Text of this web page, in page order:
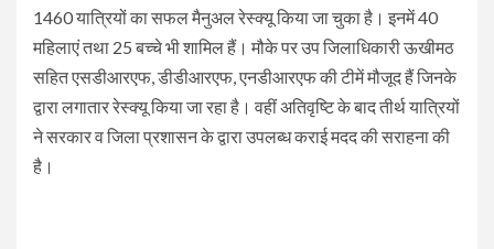
1460 यात्रियों का सफल मैनुअल रेस्क्यू किया जा चुका है। इनमें 40
महिलाएं तथा 25 बच्चे भी शामिल हैं। मौके पर उप जिलाधिकारी ऊखीमठ
सहित एसडीआरएफ, डीडीआरएफ, एनडीआरएफ की टीमें मौजूद हैं जिनके
द्वारा लगातार रेस्क्यू किया जा रहा है। वहीं अतिवृष्टि के बाद तीर्थ यात्रियों
ने सरकार व जिला प्रशासन के द्वारा उपलब्ध कराई मदद की सराहना की
है।